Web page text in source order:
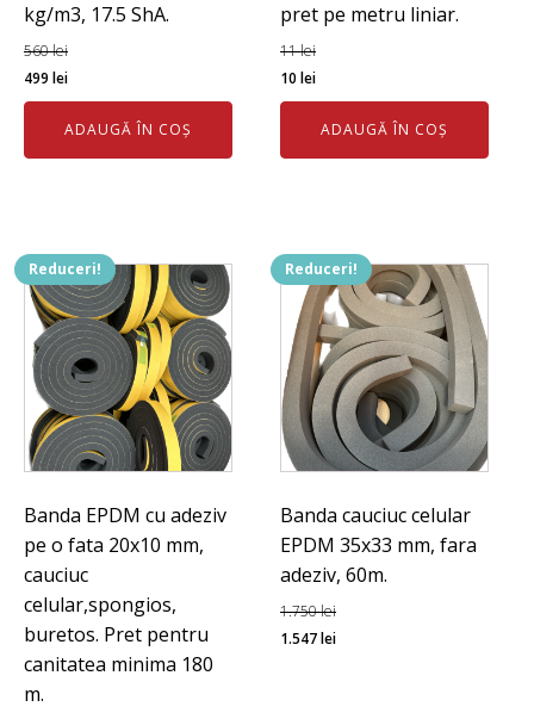
kg/m3, 17.5 ShA.
560lei
Prețul
inițial
fost:
499 leiPrețul
curent
este:
499 lei.
ADAUGĂ ÎN COȘ
pret pe metru liniar.
11lei
Prețul
inițial
fost:
10leiPrețul
curent
este:
10 lei.
ADAUGĂ ÎN COȘ
Reduceri!
Banda EPDM cu adeziv
pe o fata 20x10 mm,
cauciuc
celular,spongios,
buretos. Pret pentru
canitatea minima 180
m.
Reduceri!
Banda cauciuc celular
EPDM 35x33 mm, fara
adeziv, 60m.
1.750lei
Prețul
1.547leiPrețul